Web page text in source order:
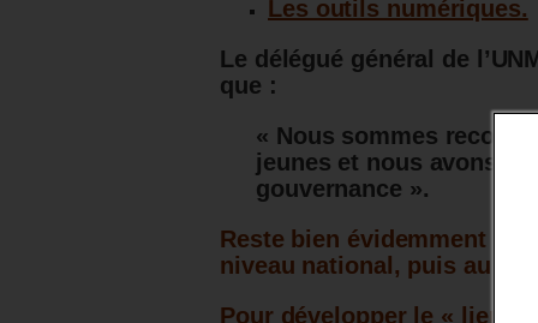
Les outils numériques.
Le délégué général de
que :
« Nous sommes
jeunes et nous avons
gouvernance ».
Reste bien évidemment à
niveau national, puis au
Pour développer le « lien